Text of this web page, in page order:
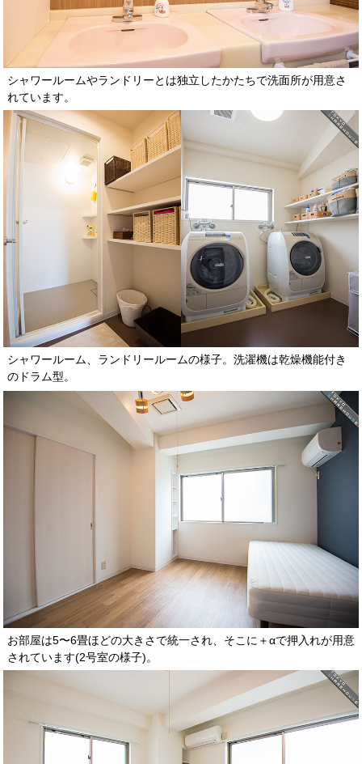
シャワールームやランドリーとは独立したかたちで洗面所が用意さ
れています。
シャワールーム、ランドリールームの様子。洗濯機は乾燥機能付き
のドラム型。
お部屋は5〜6畳ほどの大きさで統一され、そこに＋αで押入れが用意
されています(2号室の様子)。